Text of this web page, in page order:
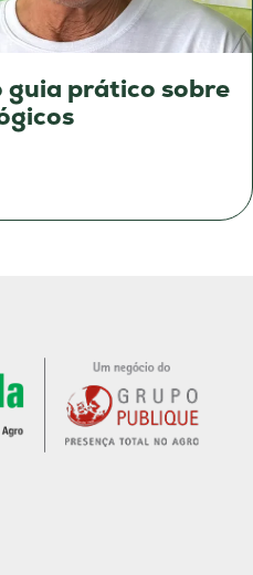
guia prático sobre